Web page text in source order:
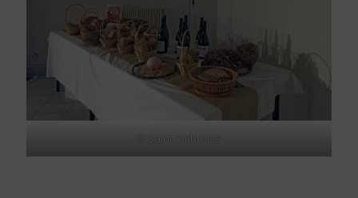
© Saint Ambroise